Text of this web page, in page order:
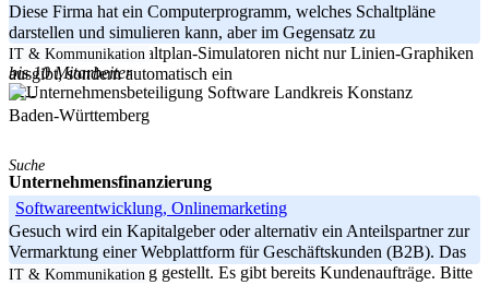
Diese Firma hat ein Computerprogramm, welches Schaltpläne
darstellen und simulieren kann, aber im Gegensatz zu
herkömmlichen Schaltplan-Simulatoren nicht nur Linien-Graphiken
ausgibt, sondern automatisch ein
-----
Baden-Württemberg
IT & Kommunikation
bis 10 Mitarbeiter
Landkreis Konstanz
Suche
Unternehmensfinanzierung
Softwareentwicklung, Onlinemarketing
Gesuch wird ein Kapitalgeber oder alternativ ein Anteilspartner zur
Vermarktung einer Webplattform für Geschäftskunden (B2B). Das
Tool ist zu 90% fertig gestellt. Es gibt bereits Kundenaufträge. Bitte
IT & Kommunikation